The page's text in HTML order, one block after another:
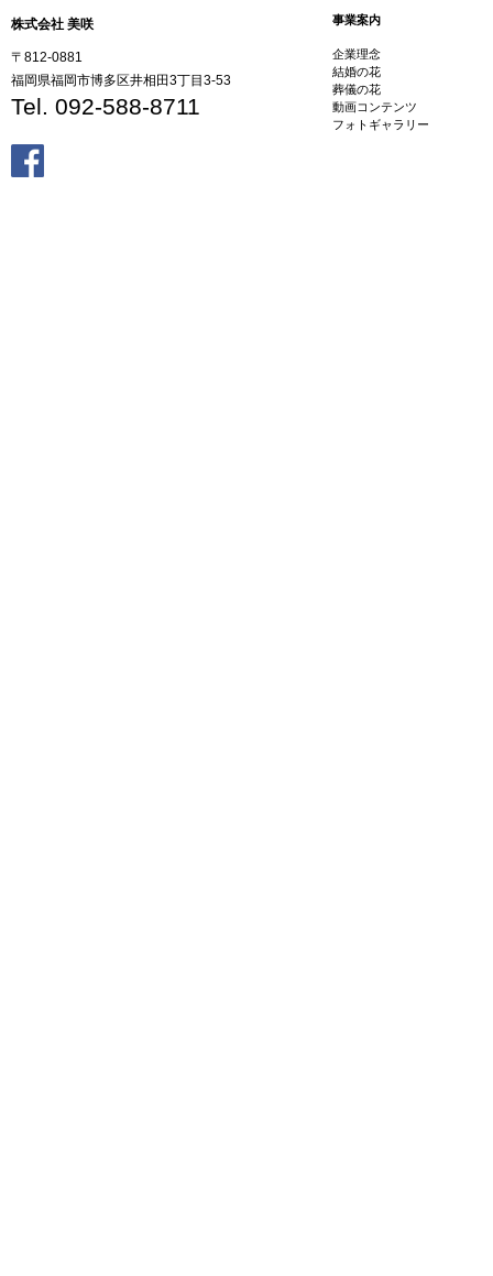
株式会社 美咲
〒812-0881
福岡県福岡市博多区井相田3丁目3-53
Tel. 092-588-8711
事業案内
企業理念
結婚の花
葬儀の花
動画コンテンツ
フォトギャラリー